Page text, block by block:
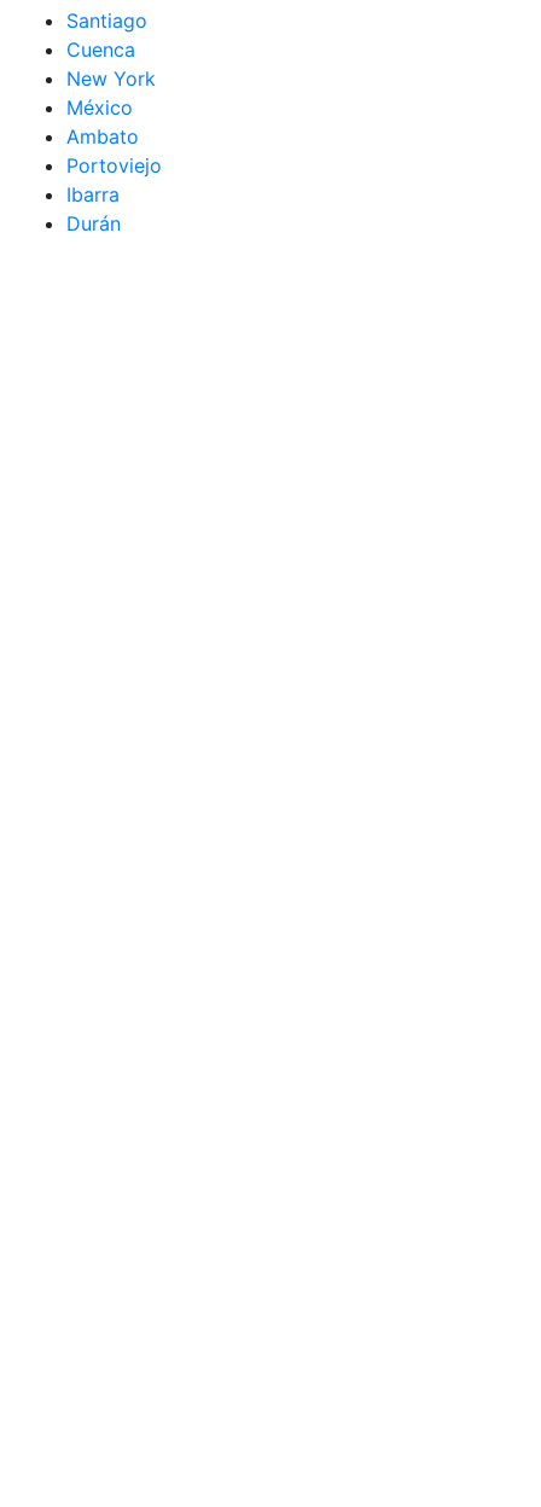
Santiago
Cuenca
New York
México
Ambato
Portoviejo
Ibarra
Durán